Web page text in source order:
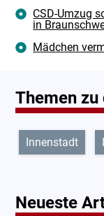
CSD-Umzug
in
Mädchen
Themen
Innenstadt
Neueste